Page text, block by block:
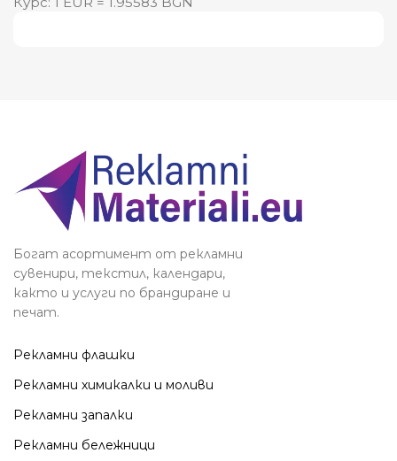
Богат асортимент от рекламни
сувенири, текстил, календари,
както и услуги по брандиране и
печат.
Рекламни флашки
Рекламни химикалки и моливи
Рекламни запалки
Рекламни бележници